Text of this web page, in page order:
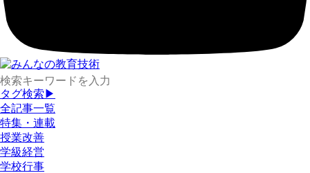
タグ検索▶
全記事一覧
特集・連載
授業改善
学級経営
学校行事